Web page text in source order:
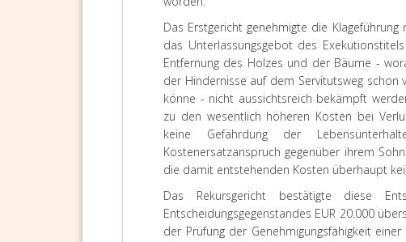
Das Erstgericht genehmigte die Klageführung
das Unterlassungsgebot des
Entfernung des Holzes und der Bäume -
der Hindernisse auf dem Servitutsweg
könne - nicht aussichtsreich bekämpft
zu den wesentlich höheren Kosten bei
keine Gefährdung der
Kostenersatzanspruch gegenüber ihrem
die damit entstehenden Kosten überhaupt
Das Rekursgerichtbestätigte diese
Entscheidungsgegenstandes EUR 20.000
der Prüfung der Genehmigungsfähigkeit